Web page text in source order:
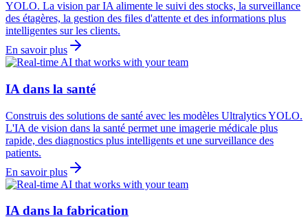
YOLO. La vision par IA alimente le suivi des stocks, la surveillance
des étagères, la gestion des files d'attente et des informations plus
intelligentes sur les clients.
En savoir plus
IA dans la santé
Construis des solutions de santé avec les modèles Ultralytics YOLO.
L'IA de vision dans la santé permet une imagerie médicale plus
rapide, des diagnostics plus intelligents et une surveillance des
patients.
En savoir plus
IA dans la fabrication